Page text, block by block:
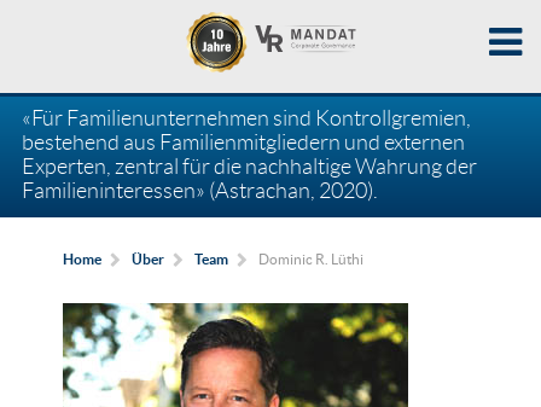
«Für Familienunternehmen sind Kontrollgremien,
bestehend aus Familienmitgliedern und externen
Experten, zentral für die nachhaltige Wahrung der
Familieninteressen» (Astrachan, 2020).
Home Über Team Dominic R. Lüthi